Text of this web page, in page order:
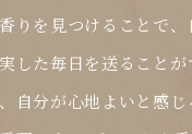
りを見つけることで
した毎日を送ることが
自分が心地よいと感じ